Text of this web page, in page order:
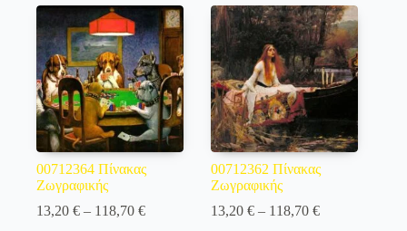
through
109,90 €
through
118,70 €
00712364 Πίνακας
Ζωγραφικής
13,20 € – 118,70 €Price
00712362 Πίνακας
Ζωγραφικής
13,20€ – 118,70€Price